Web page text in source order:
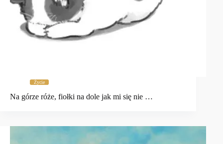
Życie
Na górze róże, fiołki na dole jak mi się nie …